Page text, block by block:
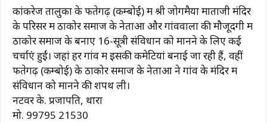
कांकरेज तालुका के फतेगढ़ (कम्बोई) में श्री जोगमैया माताजी मंदिर
के परिसर में ठाकोर समाज के नेताओं और गांववालों की मौजूदगी में
ठाकोर समाज के बनाए 16-सूत्री संविधान को मानने के लिए कई
चर्चाएं हुईं। जहां हर गांव में इसकी कमेटियां बनाई जा रही हैं, वहीं
फतेगढ़ (कम्बोई) के ठाकोर समाज के नेताओं ने गांव के मंदिर में
संविधान को मानने की शपथ ली।
नटवर के. प्रजापति, थारा
मो. 99795 21530